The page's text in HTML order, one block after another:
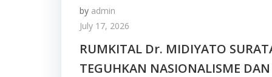
by admin
July 17, 2026
RUMKITAL Dr. MIDIYATO
TEGUHKAN NASIONALISME